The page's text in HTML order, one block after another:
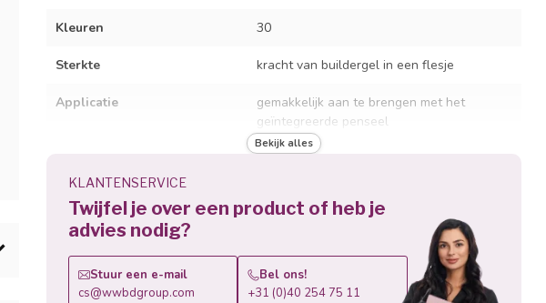
Kleuren 30
Sterkte kracht van buildergel in een flesje
Applicatie
gemakkelijk aan te brengen met het
geïntegreerde penseel
perfecte basis voor Gel Polish applicaties
resultaat
Vijlen vermindert de hoeveelheid vijlwerk
Geschikt voor LED- en UV-lampen
Bekijk alles
KLANTENSERVICE
Twijfel je over een product of heb je
advies nodig?
Stuur een e-mail
cs@wwbdgroup.com
Bel ons!
+31 (0)40 254 75 11